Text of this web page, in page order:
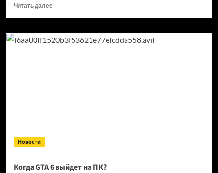
Читать далееПрочитать
Кандидат
в президенты
Новости
Когда GTA 6 выйдет на ПК?